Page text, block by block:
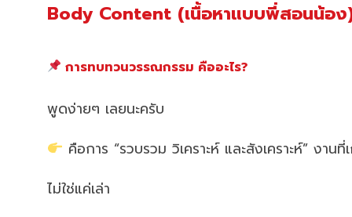
Body Content (เนื้อหาแบบพี่สอนน้อง
การทบทวนวรรณกรรม คืออะไร?
พูดง่ายๆ เลยนะครับ
คือการ “รวบรวม วิเคราะห์ และสังเคราะห์” งานที่
ไม่ใช่แค่เล่า